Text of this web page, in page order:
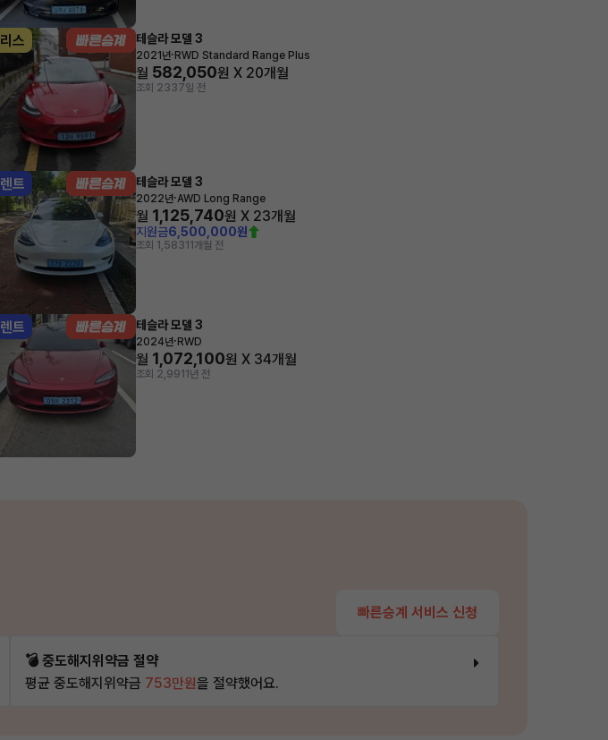
리스 테슬라 모델 3
2021년· RWD Standard Range Plus
월 582,050원 X 20개월
조회 2337일 전
렌트 테슬라 모델 3
2022년·AWD Long Range
월 1,125,740원 X 23개월
지원금6,500,000원
조회 1,58311개월 전
렌트 테슬라 모델 3
2024년· RWD
월 1,072,100원 X 34개월
조회 2,991 1년 전
빠른승계 서비스 신청
💣 중도해지위약금 절약
평균 중도해지위약금 753만원을 절약했어요.